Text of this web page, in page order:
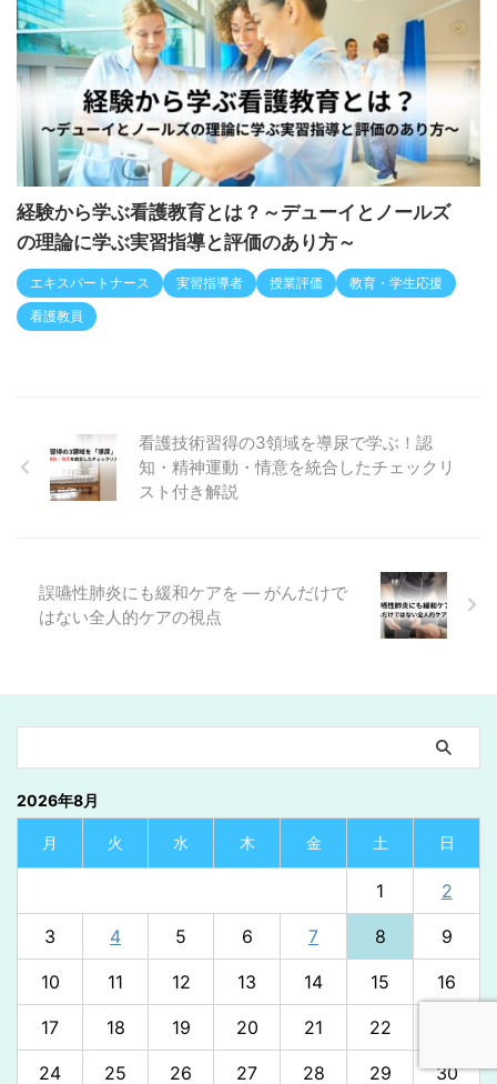
経験から学ぶ看護教育とは？～デューイとノールズ
の理論に学ぶ実習指導と評価のあり方～
エキスパートナース 実習指導者 授業評価
教育・学生応援
看護教員
看護技術習得の3領域を導尿で学ぶ！認
知・精神運動・情意を統合したチェックリ
スト付き解説
誤嚥性肺炎にも緩和ケアを ― がんだけで
はない全人的ケアの視点
2026年8月
月 火 水 木 金 土 日
1 2
3 4 5 6 7 8 9
10 11 12 13 14 15 16
17 18 19 20 21 22
24 25 26 27 28 29 30